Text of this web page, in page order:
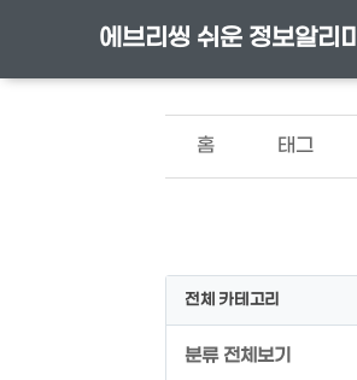
에브리씽 쉬운 정보알리미
홈 태그
전체 카테고리
분류 전체보기